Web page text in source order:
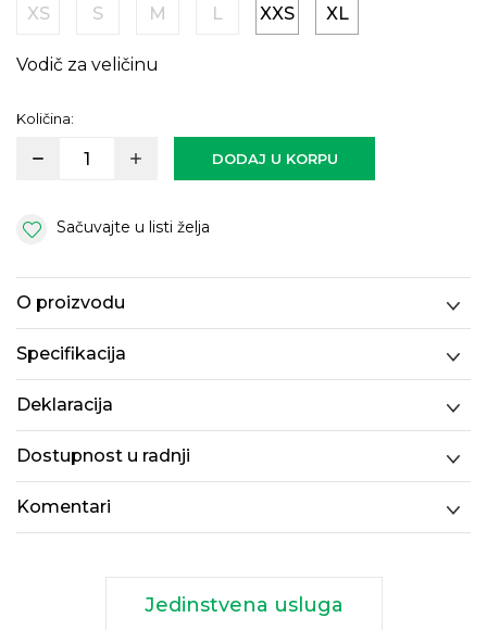
XS S M L XXS XL
Vodič za veličinu
Količina:
DODAJ U KORPU
Sačuvajte u listi želja
O proizvodu
Specifikacija
Deklaracija
Dostupnost u radnji
Komentari
Jedinstvena usluga